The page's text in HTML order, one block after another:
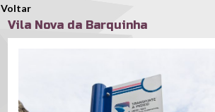
Voltar
Vila Nova da Barquinha